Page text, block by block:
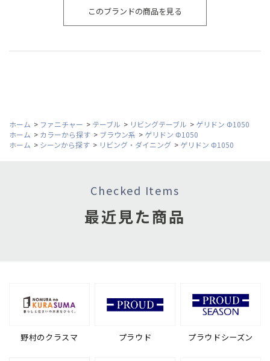
このブランドの商品を見る
ホーム > ファニチャー > テーブル > リビングテーブル > ゲリドン Φ1050
ホーム > カラーから探す > ブラウン系 > ゲリドン Φ1050
ホーム > シーンから探す > リビング・ダイニング > ゲリドン Φ1050
Checked Items
最近見た商品
野村のクラスマ プラウド プラウドシーズン